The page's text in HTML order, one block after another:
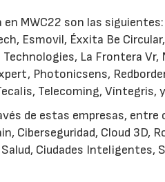
MWC22 son las
Esmovil, Éxxita Be
La Frontera
Photonicsens,
Telecoming, Víntegris,
de estas empresas,
Ciberseguridad, Cloud 3D,
Ciudades